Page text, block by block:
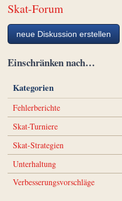
Skat-Forum
neue Diskussion erstellen
Einschränken nach…
Kategorien
Fehlerberichte
Skat-Turniere
Skat-Strategien
Unterhaltung
Verbesserungsvorschläge